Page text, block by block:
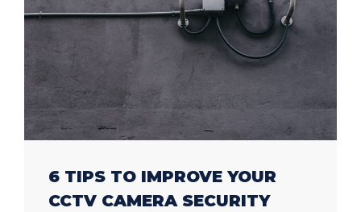
6 TIPS TO IMPROVE YOUR
CCTV CAMERA SECURITY